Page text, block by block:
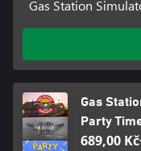
Gas Station
Gas
Party
689,00